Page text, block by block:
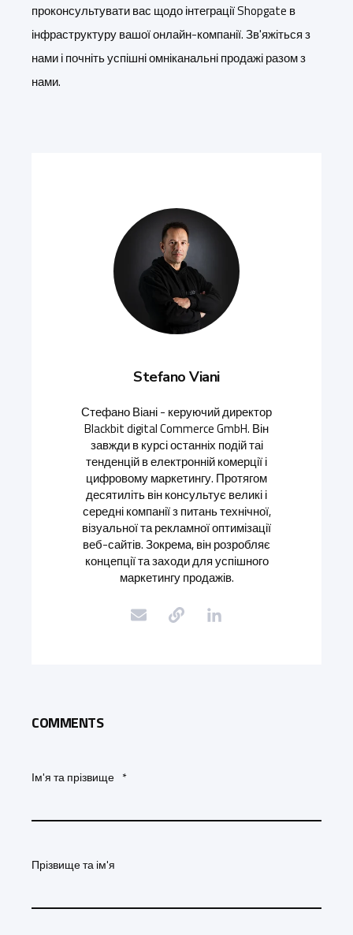
проконсультувати вас щодо інтеграції Shopgate в
інфраструктуру вашої онлайн-компанії. Зв'яжіться з
нами і почніть успішні омніканальні продажі разом з
нами.
Stefano Viani
Стефано Віані - керуючий директор
Blackbit digital Commerce GmbH. Він
завжди в курсі останніх подій таі
тенденцій в електронній комерції і
цифровому маркетингу. Протягом
десятиліть він консультує великі і
середні компанії з питань технічної,
візуальної та рекламної оптимізації
веб-сайтів. Зокрема, він розробляє
концепції та заходи для успішного
маркетингу продажів.
COMMENTS
Ім'я та прізвище *
Прізвище та ім'я